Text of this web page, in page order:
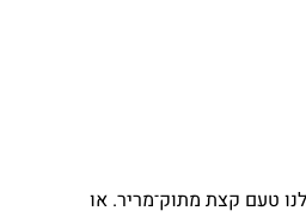
טעם קצת מתוק־מריר. או